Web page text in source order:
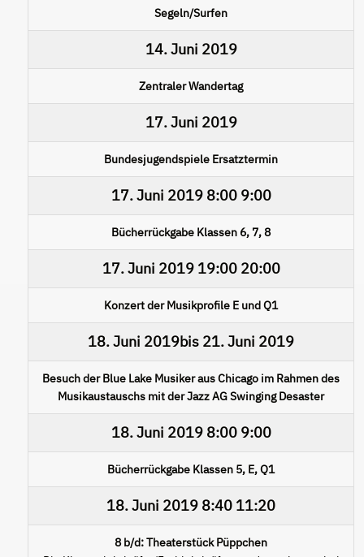
Segeln/Surfen
14. Juni 2019
Zentraler Wandertag
17. Juni 2019
Bundesjugendspiele Ersatztermin
17. Juni 20198:00 9:00
Bücherrückgabe Klassen 6, 7, 8
17. Juni 201919:00 20:00
Konzert der Musikprofile E und Q1
18. Juni 2019bis 21. Juni 2019
Besuch der Blue Lake Musiker aus Chicago im Rahmen des
Musikaustauschs mit der Jazz AG Swinging Desaster
18. Juni 20198:00 9:00
Bücherrückgabe Klassen 5, E, Q1
18. Juni 2019 8:40 11:20
8 b/d: Theaterstück Püppchen